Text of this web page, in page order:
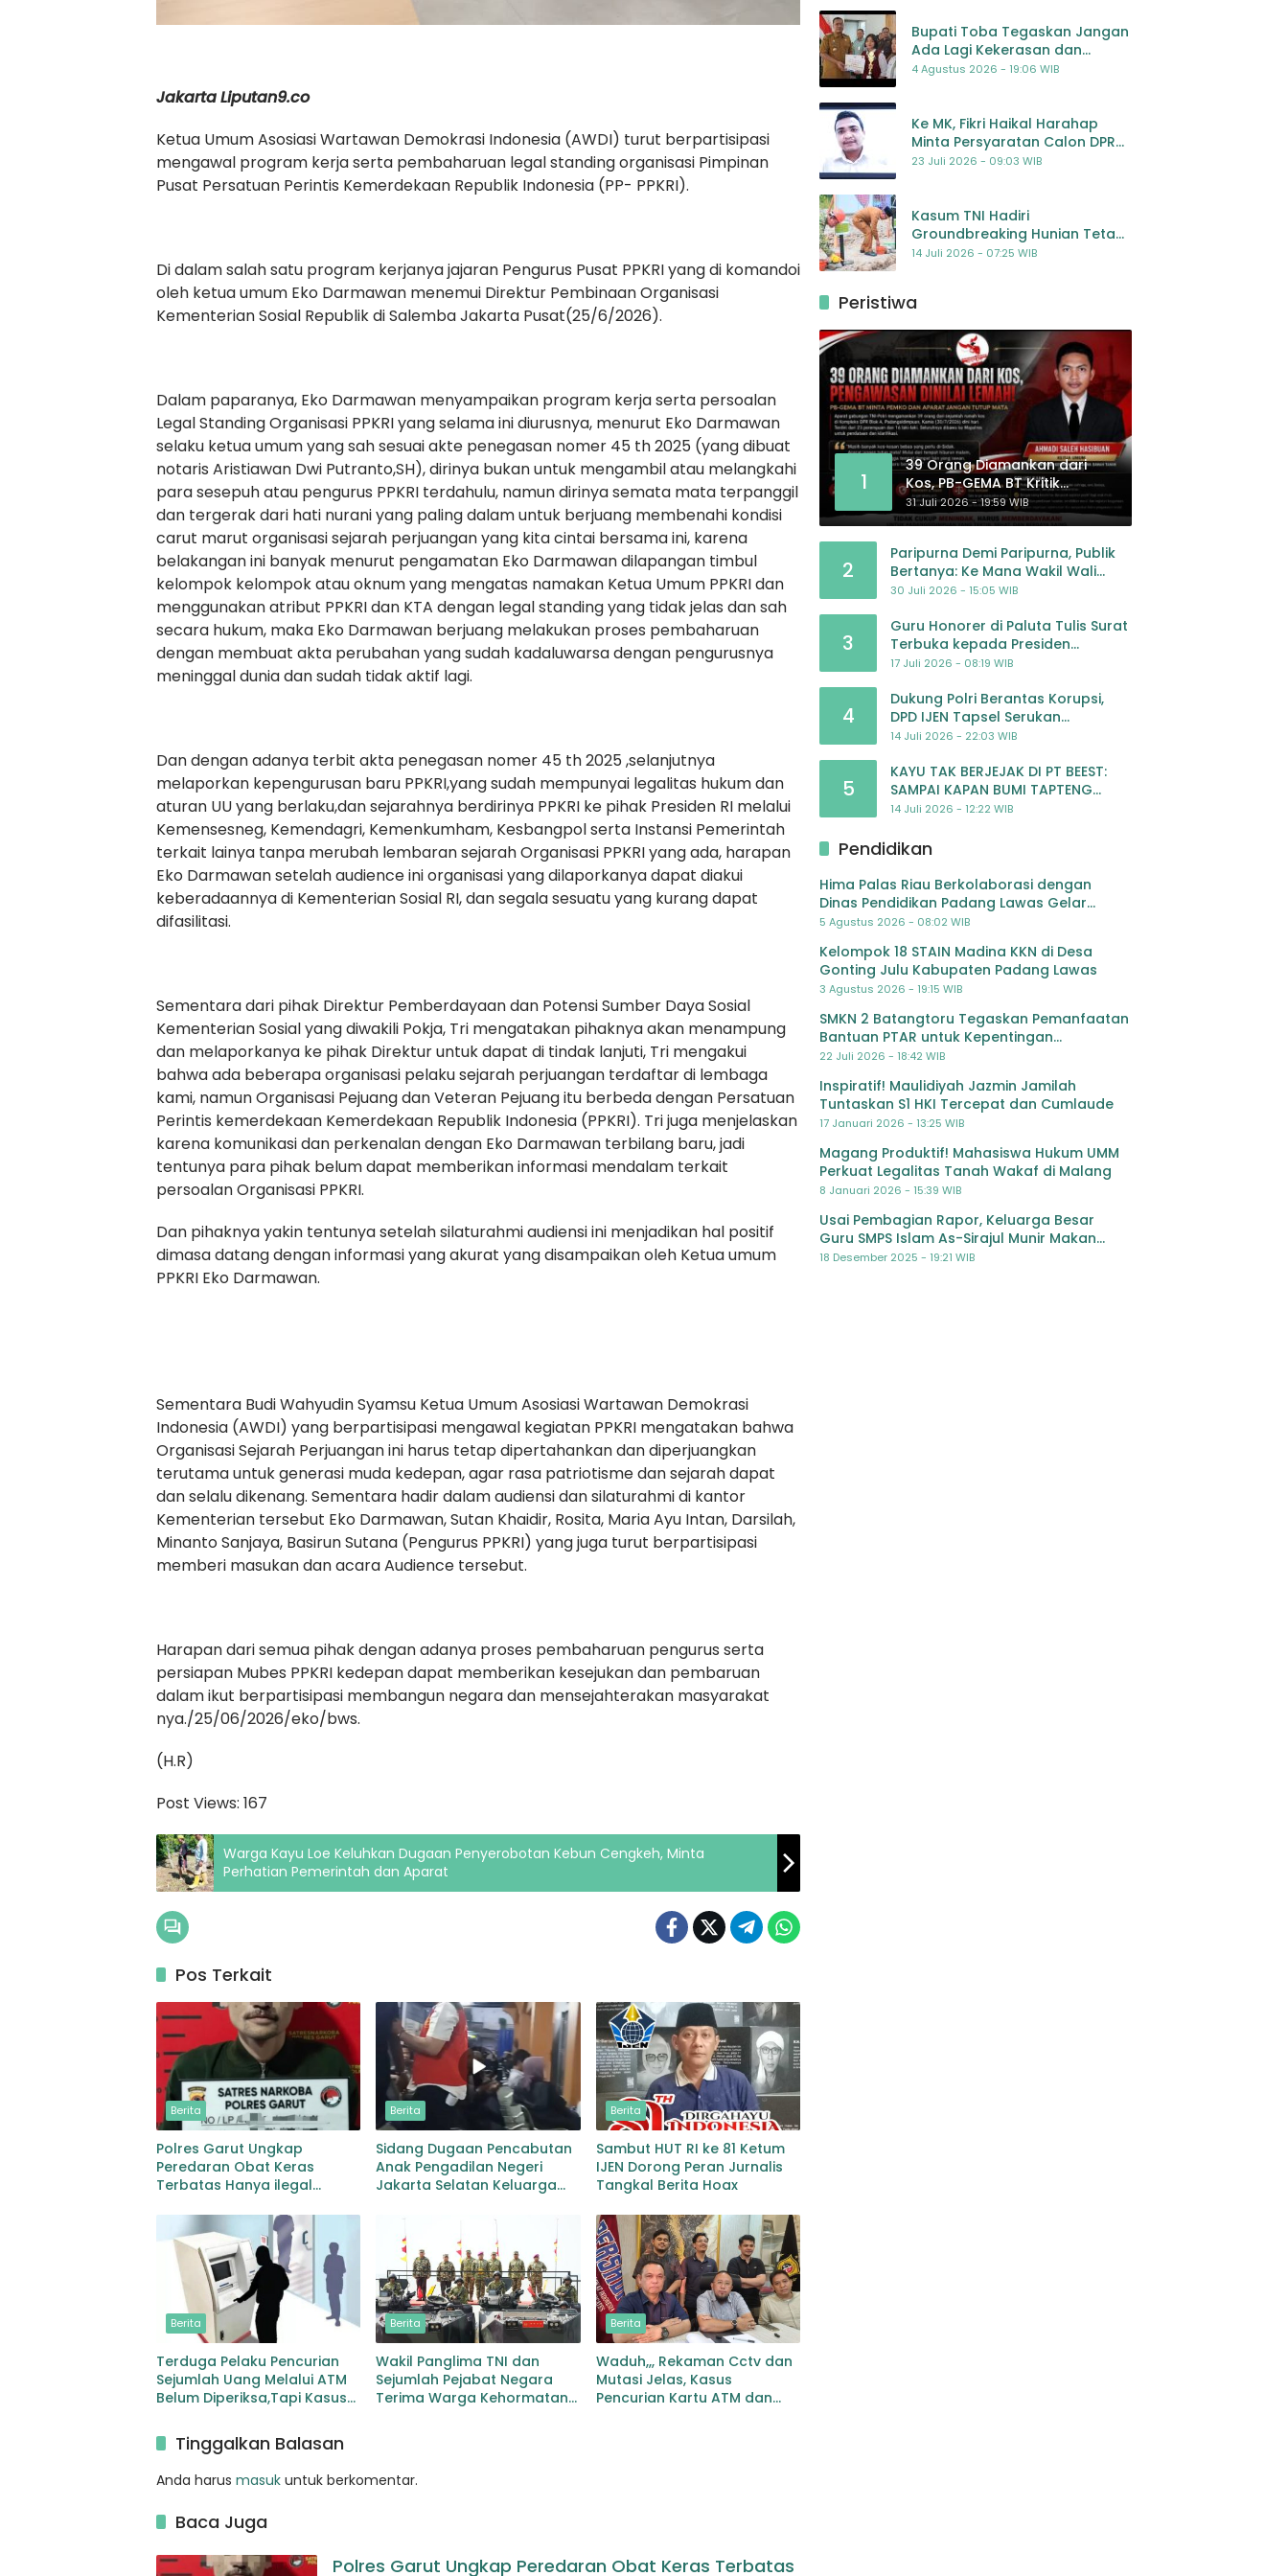
JakartaLiputan9.co
Ketua Umum Asosiasi Wartawan Demokrasi Indonesia (AWDI) turut berpartisipasi
mengawal program kerja serta pembaharuan legal standing organisasi Pimpinan
Pusat Persatuan Perintis Kemerdekaan Republik Indonesia (PP- PPKRI).
Di dalam salah satu program kerjanya jajaran Pengurus Pusat PPKRI yang di komandoi
oleh ketua umum Eko Darmawan menemui Direktur Pembinaan Organisasi
Kementerian Sosial Republik di Salemba Jakarta Pusat(25/6/2026).
Dalam paparanya, Eko Darmawan menyampaikan program kerja serta persoalan
Legal Standing Organisasi PPKRI yang selama ini diurusnya, menurut Eko Darmawan
selaku ketua umum yang sah sesuai akte penegasan nomer 45 th 2025 (yang dibuat
notaris Aristiawan Dwi Putranto,SH), dirinya bukan untuk mengambil atau melangkahi
para sesepuh atau pengurus PPKRI terdahulu, namun dirinya semata mata terpanggil
dan tergerak dari hati nurani yang paling dalam untuk berjuang membenahi kondisi
carut marut organisasi sejarah perjuangan yang kita cintai bersama ini, karena
belakangan ini banyak menurut pengamatan Eko Darmawan dilapangan timbul
kelompok kelompok atau oknum yang mengatas namakan Ketua Umum PPKRI dan
menggunakan atribut PPKRI dan KTA dengan legal standing yang tidak jelas dan sah
secara hukum, maka Eko Darmawan berjuang melakukan proses pembaharuan
dengan membuat akta perubahan yang sudah kadaluwarsa dengan pengurusnya
meninggal dunia dan sudah tidak aktif lagi.
Dan dengan adanya terbit akta penegasan nomer 45 th 2025 ,selanjutnya
melaporkan kepengurusan baru PPKRI,yang sudah mempunyai legalitas hukum dan
aturan UU yang berlaku,dan sejarahnya berdirinya PPKRI ke pihak Presiden RI melalui
Kemensesneg, Kemendagri, Kemenkumham, Kesbangpol serta Instansi Pemerintah
terkait lainya tanpa merubah lembaran sejarah Organisasi PPKRI yang ada, harapan
Eko Darmawan setelah audience ini organisasi yang dilaporkanya dapat diakui
keberadaannya di Kementerian Sosial RI, dan segala sesuatu yang kurang dapat
difasilitasi.
Sementara dari pihak Direktur Pemberdayaan dan Potensi Sumber Daya Sosial
Kementerian Sosial yang diwakili Pokja, Tri mengatakan pihaknya akan menampung
dan melaporkanya ke pihak Direktur untuk dapat di tindak lanjuti, Tri mengakui
bahwa ada beberapa organisasi pelaku sejarah perjuangan terdaftar di lembaga
kami, namun Organisasi Pejuang dan Veteran Pejuang itu berbeda dengan Persatuan
Perintis kemerdekaan Kemerdekaan Republik Indonesia (PPKRI). Tri juga menjelaskan
karena komunikasi dan perkenalan dengan Eko Darmawan terbilang baru, jadi
tentunya para pihak belum dapat memberikan informasi mendalam terkait
persoalan Organisasi PPKRI.
Dan pihaknya yakin tentunya setelah silaturahmi audiensi ini menjadikan hal positif
dimasa datang dengan informasi yang akurat yang disampaikan oleh Ketua umum
PPKRI Eko Darmawan.
Sementara Budi Wahyudin Syamsu Ketua Umum Asosiasi Wartawan Demokrasi
Indonesia (AWDI) yang berpartisipasi mengawal kegiatan PPKRI mengatakan bahwa
Organisasi Sejarah Perjuangan ini harus tetap dipertahankan dan diperjuangkan
terutama untuk generasi muda kedepan, agar rasa patriotisme dan sejarah dapat
dan selalu dikenang. Sementara hadir dalam audiensi dan silaturahmi di kantor
Kementerian tersebut Eko Darmawan, Sutan Khaidir, Rosita, Maria Ayu Intan, Darsilah,
Minanto Sanjaya, Basirun Sutana (Pengurus PPKRI) yang juga turut berpartisipasi
memberi masukan dan acara Audience tersebut.
Harapan dari semua pihak dengan adanya proses pembaharuan pengurus serta
persiapan Mubes PPKRI kedepan dapat memberikan kesejukan dan pembaruan
dalam ikut berpartisipasi membangun negara dan mensejahterakan masyarakat
nya./25/06/2026/eko/bws.
(H.R)
Post Views: 167
Warga Kayu Loe Keluhkan Dugaan Penyerobotan Kebun Cengkeh, Minta
Perhatian Pemerintah dan Aparat
Pos Terkait
Berita
Polres Garut Ungkap
Peredaran Obat Keras
Terbatas Hanya ilegal
Orang Berhasil Diamankan
Berita
Sidang Dugaan Pencabutan
Anak Pengadilan Negeri
Jakarta Selatan Keluarga
Transportasi Proses
Persidangan
Berita
Sambut HUT RI ke 81 Ketum
IJEN Dorong Peran Jurnalis
Tangkal Berita Hoax
Berita
Terduga Pelaku Pencurian
Sejumlah Uang Melalui ATM
Belum Diperiksa,Tapi Kasus
Korban Protes Keras
Berita
Wakil Panglima TNI dan
Sejumlah Pejabat Negara
Terima Warga Kehormatan
Berita
Waduh,,, Rekaman Cctv dan
Mutasi Jelas, Kasus
Pencurian Kartu ATM dan
Tinggalkan Balasan
Anda harus masuk untuk berkomentar.
Baca Juga
Polres Garut Ungkap Peredaran Obat Keras Terbatas
Bupati Toba Tegaskan Jangan
Ada Lagi Kekerasan dan
Bullying Terhadap Anak,
4 Agustus 2026 - 19:06 WIB
Ke MK, Fikri Haikal Harahap
Minta Persyaratan Calon DPR
Dilengkapi Penilaian
23 Juli 2026 - 09:03 WIB
Kasum TNI Hadiri
Groundbreaking Hunian Tetap
Pascabencana di
14 Juli 2026 - 07:25 WIB
Peristiwa
1
39 Orang Diamankan dari
Kos, PB-GEMA BT Kritik
Pengawasan: Jangan Tunggu
Masyarakat Bergerak Baru
31 Juli 2026 - 19:59 WIB
2
Paripurna Demi Paripurna, Publik
Bertanya: Ke Mana Wakil Wali
Kota Padangsidimpuan?
30 Juli 2026 - 15:05 WIB
3
Guru Honorer di Paluta Tulis Surat
Terbuka kepada Presiden
Prabowo, Mohon Keadilan atas
17 Juli 2026 - 08:19 WIB
4
Dukung Polri Berantas Korupsi,
DPD IJEN Tapsel Serukan
Pengawalan Kasus Mantan
14 Juli 2026 - 22:03 WIB
5
KAYU TAK BERJEJAK DI PT BEEST:
SAMPAI KAPAN BUMI TAPTENG
DIKORBANKAN DEMI KEUNTUNGAN?
TINDAK TEGA
14 Juli 2026 - 12:22 WIB
Pendidikan
Hima Palas Riau Berkolaborasi dengan
Dinas Pendidikan Padang Lawas Gelar
Pelatihan OSIS SMP se-Kabupaten Padang
5 Agustus 2026 - 08:02 WIB
Kelompok 18 STAIN Madina KKN di Desa
Gonting Julu Kabupaten Padang Lawas
3 Agustus 2026 - 19:15 WIB
SMKN 2 Batangtoru Tegaskan Pemanfaatan
Bantuan PTAR untuk Kepentingan
Pendidikan
22 Juli 2026 - 18:42 WIB
Inspiratif! Maulidiyah Jazmin Jamilah
Tuntaskan S1 HKI Tercepat dan Cumlaude
17 Januari 2026 - 13:25 WIB
Magang Produktif! Mahasiswa Hukum UMM
Perkuat Legalitas Tanah Wakaf di Malang
8 Januari 2026 - 15:39 WIB
Usai Pembagian Rapor, Keluarga Besar
Guru SMPS Islam As-Sirajul Munir Makan
Bersama Sambut Libur Awal Semester
18 Desember 2025 - 19:21 WIB